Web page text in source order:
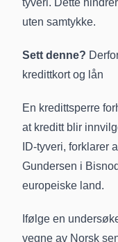
tyveri. Dette
uten samtykke.
Sett denne?
kredittkort og lån
En kredittsperre
at kreditt blir
ID-tyveri, forklarer
Gundersen i
europeiske land.
Ifølge en
vegne av Norsk